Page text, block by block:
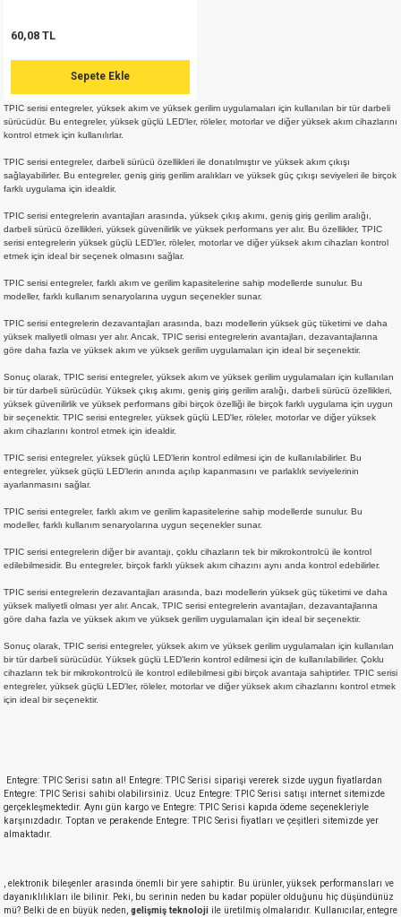
Serisi,45 Serisi
24 Serisi,27 Serisi,93 Serisi
Serisi
%1 1/2W
%1 1/4W
10W
1W
20W
2W
3W
4W
5W
10W
11W
14W
4W
kapasitör
1206 Kılıf
1206 Kılıf - 25 Adet
402 Kılıf
603 Kılıf
603 Kılıf - 25 Adet
805 Kılıf
805 Kılıf - 25 Adet
60,08 TL
Sepete Ekle
TPIC serisi entegreler, yüksek akım ve yüksek gerilim uygulamaları için kullanılan bir tür darbeli
sürücüdür. Bu entegreler, yüksek güçlü LED'ler, röleler, motorlar ve diğer yüksek akım cihazlarını
kontrol etmek için kullanılırlar.
TPIC serisi entegreler, darbeli sürücü özellikleri ile donatılmıştır ve yüksek akım çıkışı
sağlayabilirler. Bu entegreler, geniş giriş gerilim aralıkları ve yüksek güç çıkışı seviyeleri ile birçok
farklı uygulama için idealdir.
TPIC serisi entegrelerin avantajları arasında, yüksek çıkış akımı, geniş giriş gerilim aralığı,
darbeli sürücü özellikleri, yüksek güvenilirlik ve yüksek performans yer alır. Bu özellikler, TPIC
serisi entegrelerin yüksek güçlü LED'ler, röleler, motorlar ve diğer yüksek akım cihazları kontrol
etmek için ideal bir seçenek olmasını sağlar.
TPIC serisi entegreler, farklı akım ve gerilim kapasitelerine sahip modellerde sunulur. Bu
modeller, farklı kullanım senaryolarına uygun seçenekler sunar.
TPIC serisi entegrelerin dezavantajları arasında, bazı modellerin yüksek güç tüketimi ve daha
yüksek maliyetli olması yer alır. Ancak, TPIC serisi entegrelerin avantajları, dezavantajlarına
göre daha fazla ve yüksek akım ve yüksek gerilim uygulamaları için ideal bir seçenektir.
Sonuç olarak, TPIC serisi entegreler, yüksek akım ve yüksek gerilim uygulamaları için kullanılan
bir tür darbeli sürücüdür. Yüksek çıkış akımı, geniş giriş gerilim aralığı, darbeli sürücü özellikleri,
yüksek güvenilirlik ve yüksek performans gibi birçok özelliği ile birçok farklı uygulama için uygun
bir seçenektir. TPIC serisi entegreler, yüksek güçlü LED'ler, röleler, motorlar ve diğer yüksek
akım cihazlarını kontrol etmek için idealdir.
TPIC serisi entegreler, yüksek güçlü LED'lerin kontrol edilmesi için de kullanılabilirler. Bu
entegreler, yüksek güçlü LED'lerin anında açılıp kapanmasını ve parlaklık seviyelerinin
ayarlanmasını sağlar.
TPIC serisi entegreler, farklı akım ve gerilim kapasitelerine sahip modellerde sunulur. Bu
modeller, farklı kullanım senaryolarına uygun seçenekler sunar.
TPIC serisi entegrelerin diğer bir avantajı, çoklu cihazların tek bir mikrokontrolcü ile kontrol
edilebilmesidir. Bu entegreler, birçok farklı yüksek akım cihazını aynı anda kontrol edebilirler.
TPIC serisi entegrelerin dezavantajları arasında, bazı modellerin yüksek güç tüketimi ve daha
yüksek maliyetli olması yer alır. Ancak, TPIC serisi entegrelerin avantajları, dezavantajlarına
göre daha fazla ve yüksek akım ve yüksek gerilim uygulamaları için ideal bir seçenektir.
Sonuç olarak, TPIC serisi entegreler, yüksek akım ve yüksek gerilim uygulamaları için kullanılan
bir tür darbeli sürücüdür. Yüksek güçlü LED'lerin kontrol edilmesi için de kullanılabilirler. Çoklu
cihazların tek bir mikrokontrolcü ile kontrol edilebilmesi gibi birçok avantaja sahiptirler. TPIC serisi
entegreler, yüksek güçlü LED'ler, röleler, motorlar ve diğer yüksek akım cihazlarını kontrol etmek
için ideal bir seçenektir.
Entegre: TPIC Serisi satın al! Entegre: TPIC Serisi siparişi vererek sizde uygun fiyatlardan
Entegre: TPIC Serisi sahibi olabilirsiniz. Ucuz Entegre: TPIC Serisi satışı internet sitemizde
gerçekleşmektedir. Aynı gün kargo ve Entegre: TPIC Serisi kapıda ödeme seçenekleriyle
karşınızdadır. Toptan ve perakende Entegre: TPIC Serisi fiyatları ve çeşitleri sitemizde yer
almaktadır.
, elektronik bileşenler arasında önemli bir yere sahiptir. Bu ürünler, yüksek performansları ve
dayanıklılıkları ile bilinir. Peki, bu serinin neden bu kadar popüler olduğunu hiç düşündünüz
mü? Belki de en büyük neden, gelişmiş teknoloji ile üretilmiş olmalarıdır. Kullanıcılar, entegre